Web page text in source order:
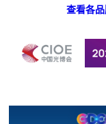
查看各